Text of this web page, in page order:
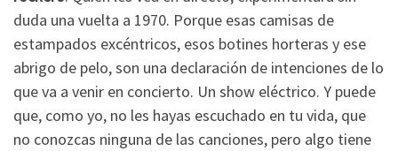
duda una vuelta a 1970. Porque esas camisas de
estampados excéntricos, esos botines horteras y ese
abrigo de pelo, son una declaración de intenciones de lo
que va a venir en concierto. Un show eléctrico. Y puede
que, como yo, no les hayas escuchado en tu vida, que
no conozcas ninguna de las canciones, pero algo tiene